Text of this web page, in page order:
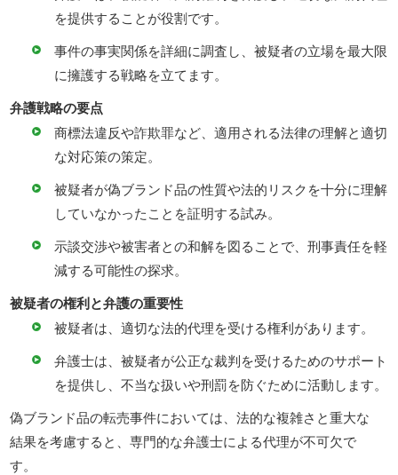
を提供することが役割です。
事件の事実関係を詳細に調査し、被疑者の立場を最大限
に擁護する戦略を立てます。
弁護戦略の要点
商標法違反や詐欺罪など、適用される法律の理解と適切
な対応策の策定。
被疑者が偽ブランド品の性質や法的リスクを十分に理解
していなかったことを証明する試み。
示談交渉や被害者との和解を図ることで、刑事責任を軽
減する可能性の探求。
被疑者の権利と弁護の重要性
被疑者は、適切な法的代理を受ける権利があります。
弁護士は、被疑者が公正な裁判を受けるためのサポート
を提供し、不当な扱いや刑罰を防ぐために活動します。
偽ブランド品の転売事件においては、法的な複雑さと重大な
結果を考慮すると、専門的な弁護士による代理が不可欠で
す。